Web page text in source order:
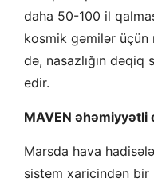
daha 50-100 il
kosmik gəmilər üçün
də, nasazlığın dəqiq
edir.
MAVEN
Marsda hava
sistem xaricindən bir